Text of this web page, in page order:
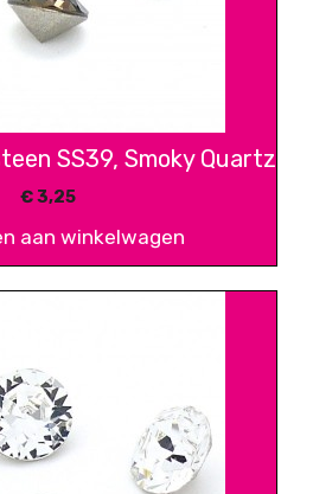
SS39, Smoky Quartz
€3,25
aan winkelwagen